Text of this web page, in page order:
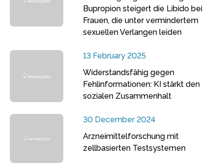
Bupropion steigert die Libido bei
Frauen, die unter vermindertem
sexuellen Verlangen leiden
13 February 2025
Widerstandsfähig gegen
Fehlinformationen: KI stärkt den
sozialen Zusammenhalt
30 December 2024
Arzneimittelforschung mit
zellbasierten Testsystemen